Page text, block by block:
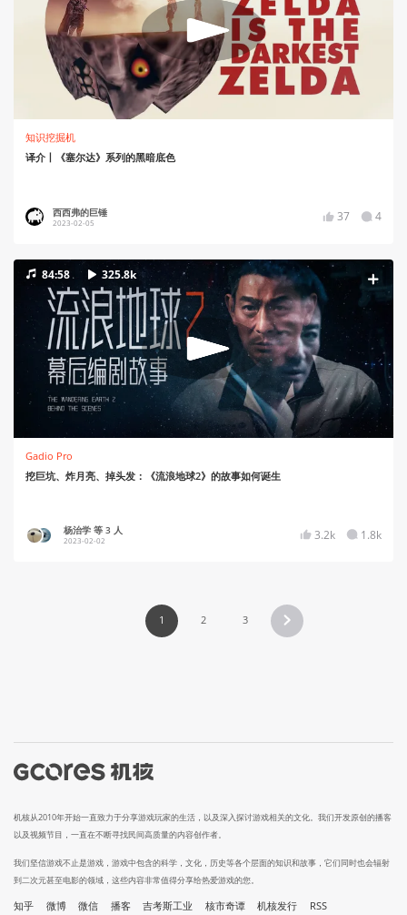
知识挖掘机
译介丨《塞尔达》系列的黑暗底色
西西弗的巨锤
2023-02-05 37 4
84:58 325.8k
Gadio Pro
挖巨坑、炸月亮、掉头发：《流浪地球2》的故事如何诞生
杨治学 等 3 人
2023-02-02 3.2k 1.8k
1 2 3
机核从2010年开始一直致力于分享游戏玩家的生活，以及深入探讨游戏相关的文化。我们开发原创的播客
以及视频节目，一直在不断寻找民间高质量的内容创作者。
我们坚信游戏不止是游戏，游戏中包含的科学，文化，历史等各个层面的知识和故事，它们同时也会辐射
到二次元甚至电影的领域，这些内容非常值得分享给热爱游戏的您。
知乎 微博 微信 播客 吉考斯工业 核市奇谭 机核发行 RSS